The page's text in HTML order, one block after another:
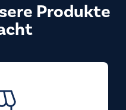
Produkte